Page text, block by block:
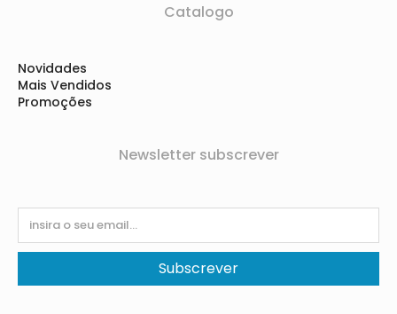
Catalogo
Novidades
Mais Vendidos
Promoções
Newsletter subscrever
Subscrever